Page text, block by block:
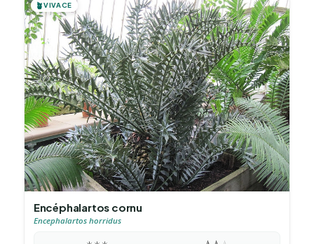
🪴VIVACE
Encéphalartos cornu
Encephalartos horridus